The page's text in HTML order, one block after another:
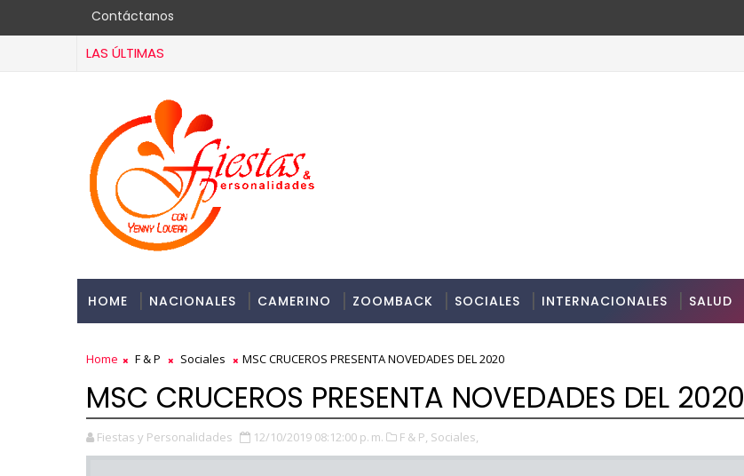
Contáctanos
LAS ÚLTIMAS
HOME NACIONALES CAMERINO ZOOMBACK SOCIALES INTERNACIONALES SALUD
Home F & P Sociales MSC CRUCEROS PRESENTA NOVEDADES DEL 2020
MSC CRUCEROS PRESENTA NOVEDADES DEL 2020
Fiestas y Personalidades 12/10/2019 08:12:00 p. m. F & P, Sociales,